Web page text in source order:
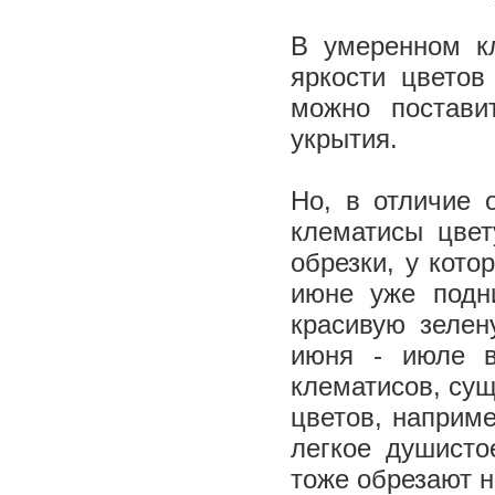
В умеренном
яркости
можно
укрытия.
Но, в отличие
клематисы
обрезки, у
июне уже
красивую
июня - июле в
клематисов,
цветов,
легкое
тоже обрезают